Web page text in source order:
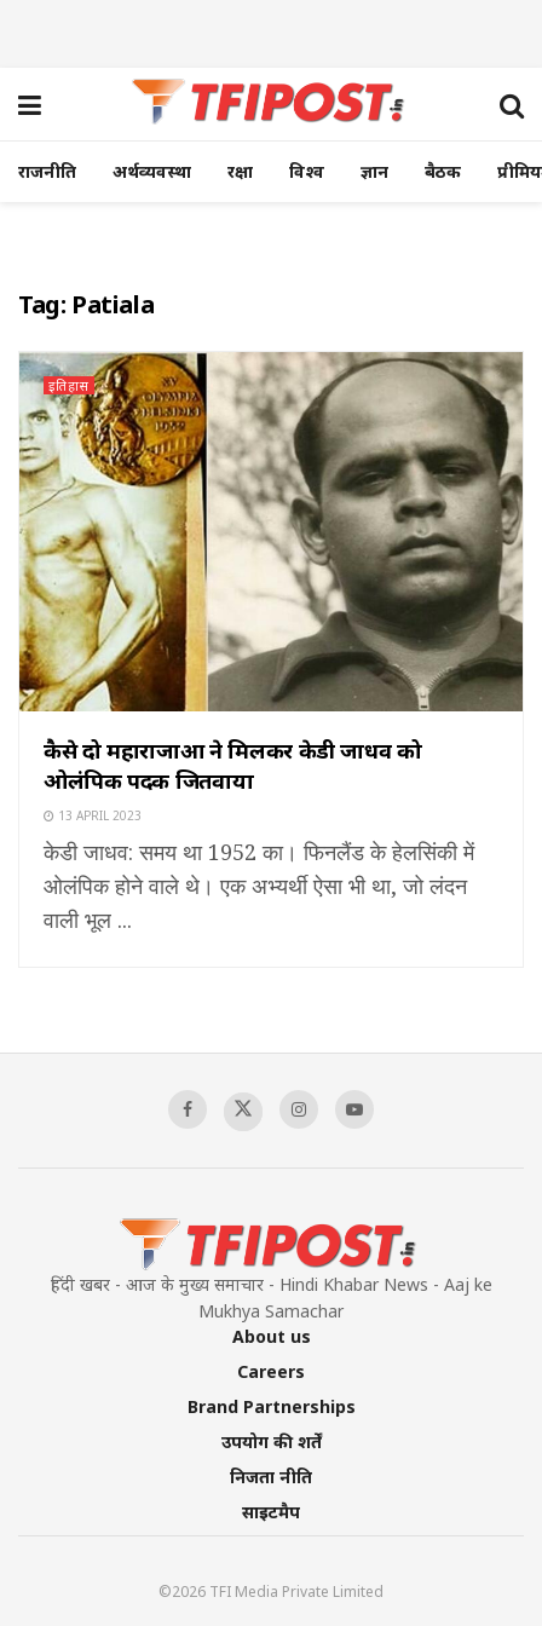
राजनीति अर्थव्यवस्था रक्षा विश्व ज्ञान बैठक
Tag: Patiala
इतिहास
कैसे दो महाराजाओं ने मिलकर केडी जाधव को
ओलंपिक पदक जितवाया
13 APRIL 2023
केडी जाधव: समय था 1952 का। फिनलैंड के हेलसिंकी में
ओलंपिक होने वाले थे। एक अभ्यर्थी ऐसा भी था, जो लंदन
वाली भूल ...
हिंदी खबर - आज के मुख्य समाचार - Hindi Khabar News - Aaj ke
Mukhya Samachar
About us
Careers
Brand Partnerships
उपयोग की शर्तें
निजता नीति
साइटमैप
©2026 TFI Media Private Limited